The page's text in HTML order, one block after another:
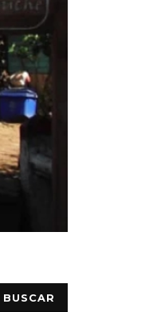
BUSCAR